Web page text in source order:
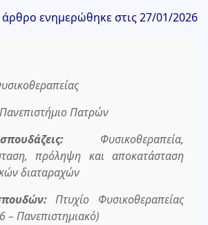
άρθρο ενημερώθηκε στις 27/01/2026
Πανεπιστήμιο Πατρών
Φυσικοθεραπεία,
πρόληψη και αποκατάσταση
διαταραχών
Πτυχίο Φυσικοθεραπείας
– Πανεπιστημιακό)